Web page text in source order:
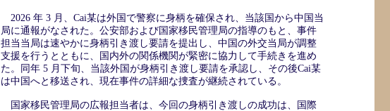
2026 年 3 月、Cai某は外国で警察に身柄を確保され、当該国から中国当
局に通報がなされた。公安部および国家移民管理局の指導のもと、事件
担当当局は速やかに身柄引き渡し要請を提出し、中国の外交当局が調整
支援を行うとともに、国内外の関係機関が緊密に協力して手続きを進め
た。同年 5 月下旬、当該外国が身柄引き渡し要請を承認し、その後Cai某
は中国へと移送され、現在事件の詳細な捜査が継続されている。
国家移民管理局の広報担当者は、今回の身柄引き渡しの成功は、国際